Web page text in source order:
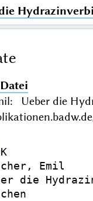
Ueber die
Emil
die